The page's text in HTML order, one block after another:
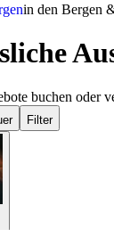
in den Bergen
buchen oder
Filter